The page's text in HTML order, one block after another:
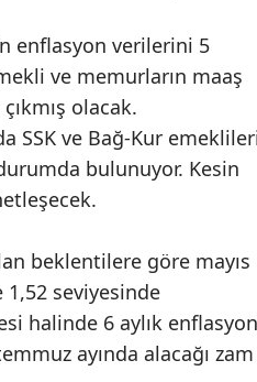
Sinop
Sivas
Tekirdağ
Trabzon
Tunceli
Şanlıurfa
enflasyon verilerini 5
ve memurların maaş
olacak.
SSK ve Bağ-Kur
bulunuyor. Kesin
beklentilere göre mayıs
1,52 seviyesinde
halinde 6 aylık enflasyon
ayında alacağı zam